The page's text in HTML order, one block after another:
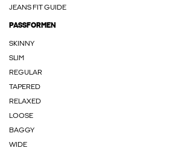
JEANS FIT GUIDE
PASSFORMEN
SKINNY
SLIM
REGULAR
TAPERED
RELAXED
LOOSE
BAGGY
WIDE